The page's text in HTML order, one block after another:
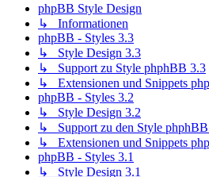
phpBB Style Design
↳ Informationen
phpBB - Styles 3.3
↳ Style Design 3.3
↳ Support zu Style phphBB 3.3
↳ Extensionen und Snippets
phpBB - Styles 3.2
↳ Style Design 3.2
↳ Support zu den Style phphBB
↳ Extensionen und Snippets
phpBB - Styles 3.1
↳ Style Design 3.1